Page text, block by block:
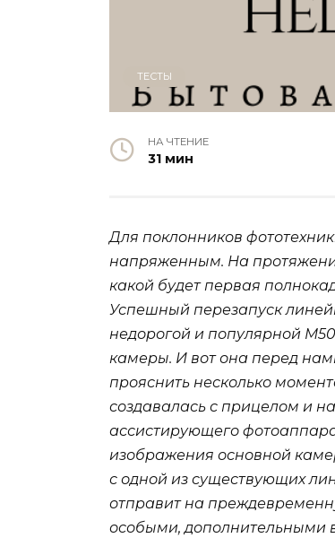
ТЕСТЫ
НА ЧТЕНИЕ
31 мин
Для поклонников
напряженным. На
какой будет первая
Успешный перезапуск
недорогой и популярной
камеры. И вот она перед
прояснить несколько
создавалась с прицелом и
ассистирующего
изображения основной
с одной из существующих
отправит на
особыми, дополнительными